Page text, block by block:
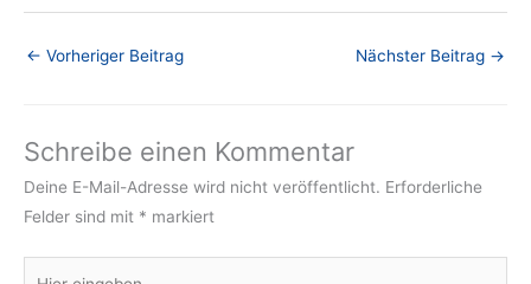
← Vorheriger Beitrag Nächster Beitrag →
Schreibe einen Kommentar
Deine E-Mail-Adresse wird nicht veröffentlicht. Erforderliche
Felder sind mit * markiert